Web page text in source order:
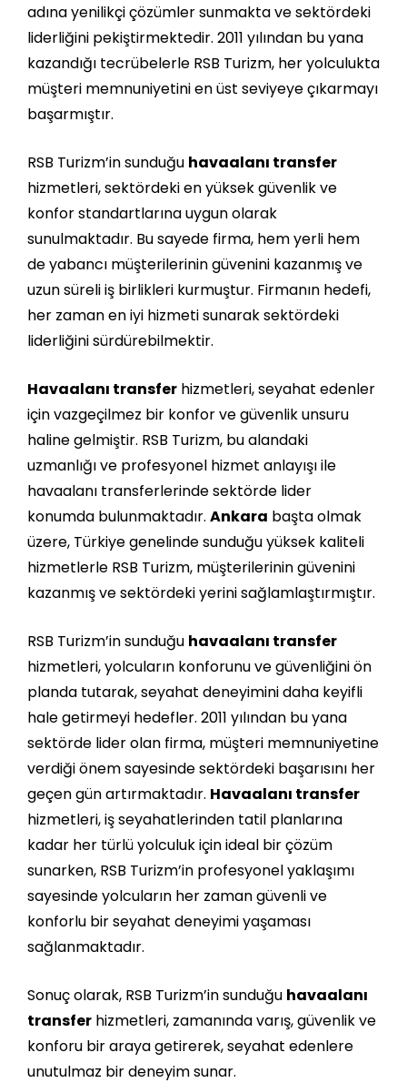
adına yenilikçi çözümler sunmakta ve sektördeki
liderliğini pekiştirmektedir. 2011 yılından bu yana
kazandığı tecrübelerle RSB Turizm, her yolculukta
müşteri memnuniyetini en üst seviyeye çıkarmayı
başarmıştır.
RSB Turizm’in sunduğu havaalanı transfer
hizmetleri, sektördeki en yüksek güvenlik ve
konfor standartlarına uygun olarak
sunulmaktadır. Bu sayede firma, hem yerli hem
de yabancı müşterilerinin güvenini kazanmış ve
uzun süreli iş birlikleri kurmuştur. Firmanın hedefi,
her zaman en iyi hizmeti sunarak sektördeki
liderliğini sürdürebilmektir.
Havaalanı transfer hizmetleri, seyahat edenler
için vazgeçilmez bir konfor ve güvenlik unsuru
haline gelmiştir. RSB Turizm, bu alandaki
uzmanlığı ve profesyonel hizmet anlayışı ile
havaalanı transferlerinde sektörde lider
konumda bulunmaktadır. Ankara başta olmak
üzere, Türkiye genelinde sunduğu yüksek kaliteli
hizmetlerle RSB Turizm, müşterilerinin güvenini
kazanmış ve sektördeki yerini sağlamlaştırmıştır.
RSB Turizm’in sunduğu havaalanı transfer
hizmetleri, yolcuların konforunu ve güvenliğini ön
planda tutarak, seyahat deneyimini daha keyifli
hale getirmeyi hedefler. 2011 yılından bu yana
sektörde lider olan firma, müşteri memnuniyetine
verdiği önem sayesinde sektördeki başarısını her
geçen gün artırmaktadır. Havaalanı transfer
hizmetleri, iş seyahatlerinden tatil planlarına
kadar her türlü yolculuk için ideal bir çözüm
sunarken, RSB Turizm’in profesyonel yaklaşımı
sayesinde yolcuların her zaman güvenli ve
konforlu bir seyahat deneyimi yaşaması
sağlanmaktadır.
Sonuç olarak, RSB Turizm’in sunduğu havaalanı
transfer hizmetleri, zamanında varış, güvenlik ve
konforu bir araya getirerek, seyahat edenlere
unutulmaz bir deneyim sunar.